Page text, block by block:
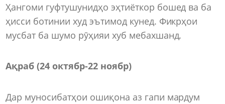
Ҳангоми гуфтушунидҳо эҳтиёткор бошед ва ба
ҳисси ботинии худ эътимод кунед. Фикрҳои
мусбат ба шумо рӯҳияи хуб мебахшанд.
Ақраб (24 октябр-22 ноябр)
Дар муносибатҳои ошиқона аз гапи мардум